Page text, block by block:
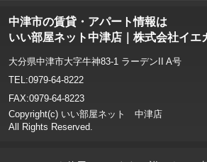
中津市の賃貸・アパート情報は
いい部屋ネット中津店｜株式会社イエ
大分県中津市大字牛神83-1 ラーデンII A号
TEL:0979-64-8222
FAX:0979-64-8223
Copyright(c) いい部屋ネット 中津店
All Rights Reserved.